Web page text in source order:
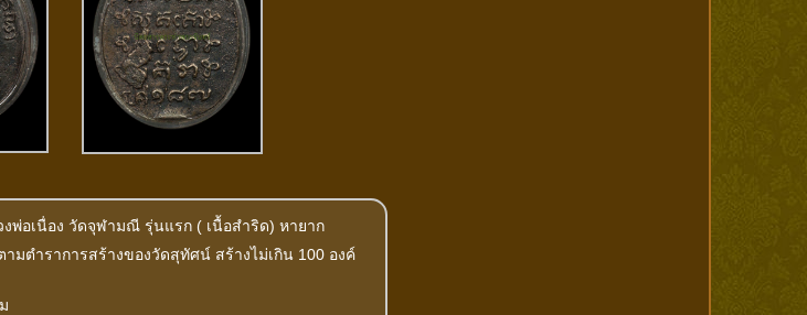
พ่อเนื่อง วัดจุฬามณี รุ่นแรก ( เนื้อสำริด) หายาก
ามตำราการสร้างของวัดสุทัศน์ สร้างไม่เกิน 100 องค์